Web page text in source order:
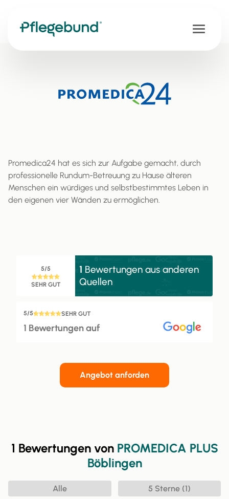
1 Bewertungen von PROMEDICA PLUS
Böblingen
Alle 5 Sterne (1)
Promedica24 hat es sich zur Aufgabe gemacht, durch
professionelle Rundum-Betreuung zu Hause älteren
Menschen ein würdiges und selbstbestimmtes Leben in
den eigenen vier Wänden zu ermöglichen.
5/5
SEHR GUT
1 Bewertungen aus anderen
Quellen
5/5 SEHR GUT
1 Bewertungen auf
Angebot anforden